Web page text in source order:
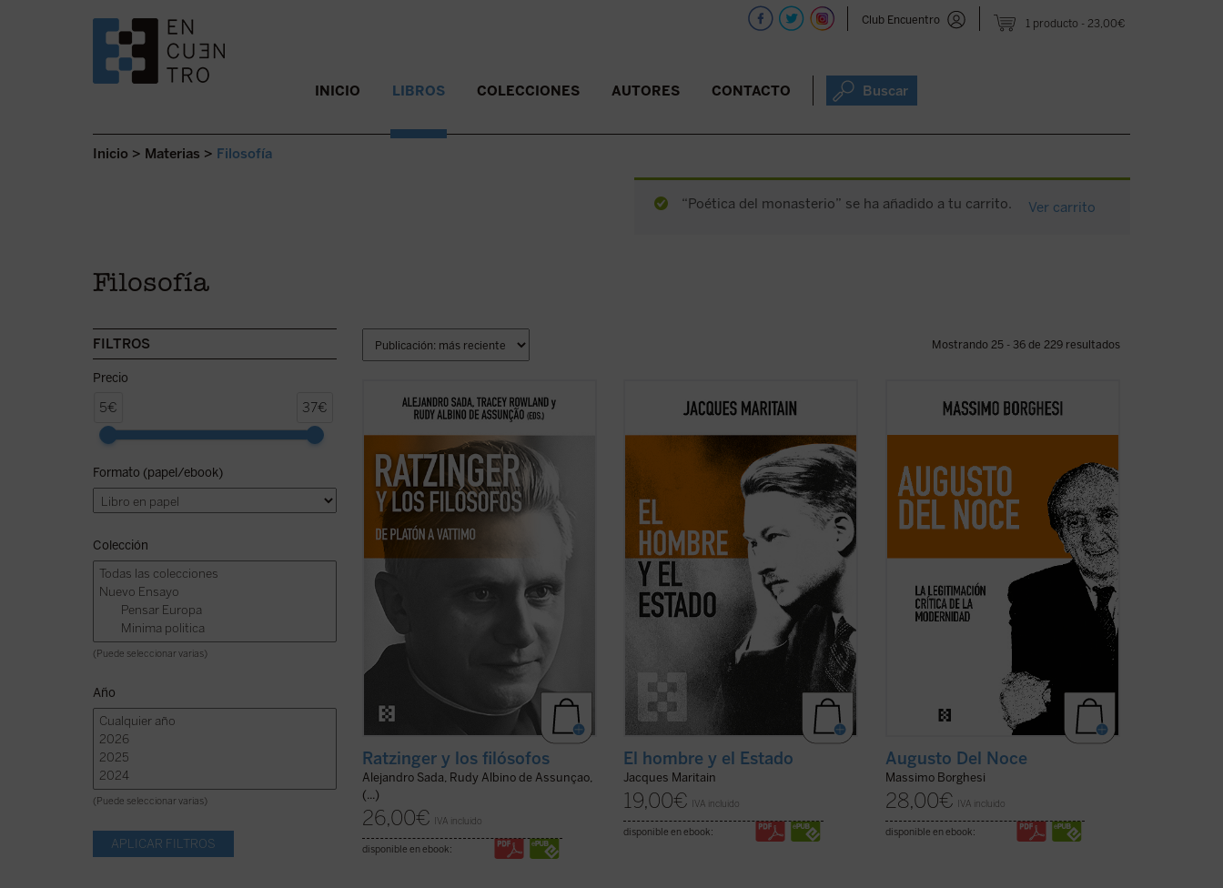
1 producto 23,00€
Club Encuentro
SALTAR AL CONTENIDO. INICIO LIBROS COLECCIONES AUTORES CONTACTO Buscar
Inicio > Materias > Filosofía
“Poética del monasterio” se ha añadido a tu carrito. Ver carrito
Filosofía
FILTROS
Precio
5€ 37€
Formato (papel/ebook)
Colección
(Puede seleccionar varias)
Año
(Puede seleccionar varias)
Mostrando 25 - 36 de 229 resultados
La conversación y el diálogo con filósofos
clásicos y contemporáneos es una de las
características más sobresalientes en el
pensamiento del papa teólogo. Una
compilación de los interlocutores más
relevantes y una visión de conjunto de ...
(ver ficha)
Ratzinger y los filósofos
Alejandro Sada, Rudy Albino de Assunçao,
(...)
26,00€ IVA incluido
disponible en ebook:
Esta nueva edición es uno de los ensayos
conocido y consultado por los lectores de
su obra, los estudiosos de la filosofía
política y el público general, que coincide
con la ocasión del 50 aniversario ...
(ver
ficha)
El hombre y el Estado
Jacques Maritain
19,00€ IVA incluido
disponible en ebook:
Este libro pretende recorrer la evolución
Augusto Del Noce (1910-1989), pensador
camino ideal dominado, en los años
1940-1950, por una intención
fundamental: la ... (ver ficha)
Augusto Del Noce
Massimo Borghesi
28,00€ IVA incluido
disponible en ebook: